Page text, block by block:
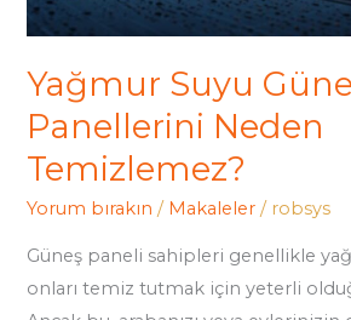
Yağmur Suyu
Panellerini Neden
Temizlemez?
Yorum bırakın / Makaleler / robsys
Güneş paneli sahipleri genellikle
onları temiz tutmak için yeterli